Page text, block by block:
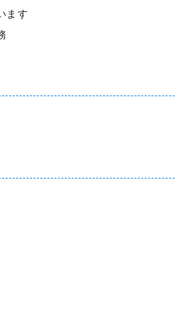
ます